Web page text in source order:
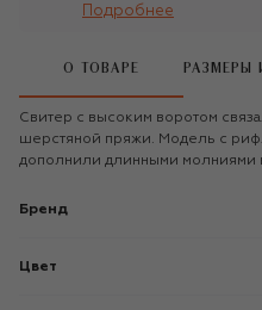
Подробнее
О ТОВАРЕ РАЗМЕРЫ
Свитер с высоким воротом
шерстяной пряжи. Модель с
дополнили длинными молниями
Бренд
Цвет